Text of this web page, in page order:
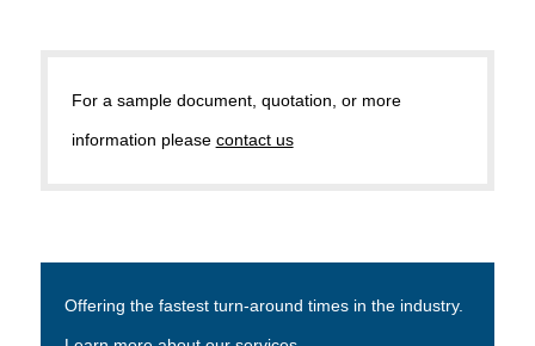
For a sample document, quotation, or more
information please contact us
Offering the fastest turn-around times in the industry.